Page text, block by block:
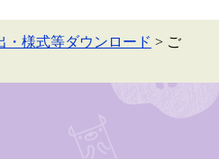
・様式等ダウンロード > ご